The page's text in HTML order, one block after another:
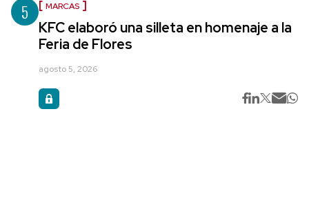
5 MARCAS
KFC elaboró una silleta en homenaje a la
Feria de Flores
agosto 5, 2026